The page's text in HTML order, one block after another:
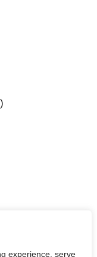
experience, serve